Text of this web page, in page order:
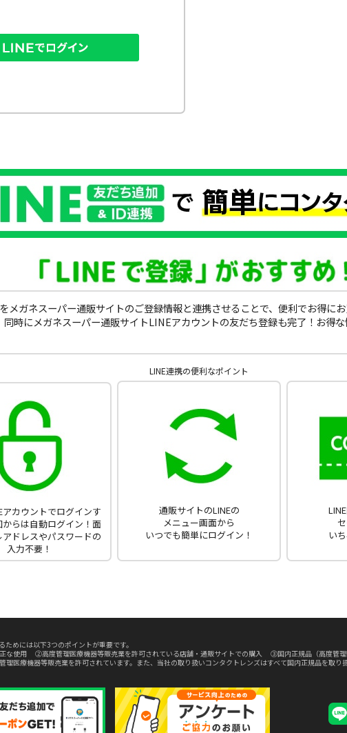
メガネスーパー通販サイトのご登録情報と連携させることで、便利でお得に
同時にメガネスーパー通販サイトLINEアカウントの友だち登録も完了！お得
LINE連携の便利なポイント
アカウントでログインす
からは自動ログイン！面
ドレスやパスワードの
入力不要！
通販サイトのLINEの
メニュー画面から
いつでも簡単にログイン！
い
めには以下3つのポイントが重要です。
な使用 ②高度管理医療機器等販売業を許可されている店舗・通販サイトでの購入 ③国内正規品（高度管理
医療機器等販売業を許可されています。また、当社の取り扱いコンタクトレンズはすべて国内正規品を取り